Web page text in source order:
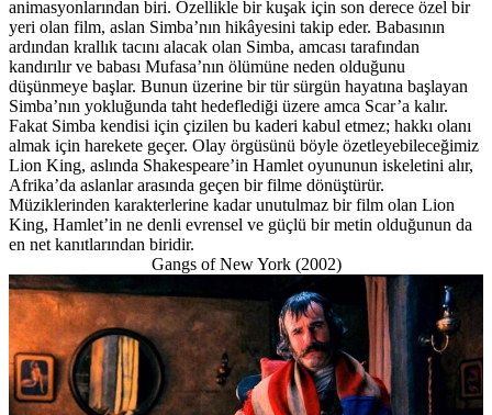
animasyonlarından biri. Özellikle bir kuşak için son derece özel bir
yeri olan film, aslan Simba’nın hikâyesini takip eder. Babasının
ardından krallık tacını alacak olan Simba, amcası tarafından
kandırılır ve babası Mufasa’nın ölümüne neden olduğunu
düşünmeye başlar. Bunun üzerine bir tür sürgün hayatına başlayan
Simba’nın yokluğunda taht hedeflediği üzere amca Scar’a kalır.
Fakat Simba kendisi için çizilen bu kaderi kabul etmez; hakkı olanı
almak için harekete geçer. Olay örgüsünü böyle özetleyebileceğimiz
Lion King, aslında Shakespeare’in Hamlet oyununun iskeletini alır,
Afrika’da aslanlar arasında geçen bir filme dönüştürür.
Müziklerinden karakterlerine kadar unutulmaz bir film olan Lion
King, Hamlet’in ne denli evrensel ve güçlü bir metin olduğunun da
en net kanıtlarından biridir.
Gangs of New York (2002)